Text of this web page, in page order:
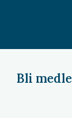
Bli